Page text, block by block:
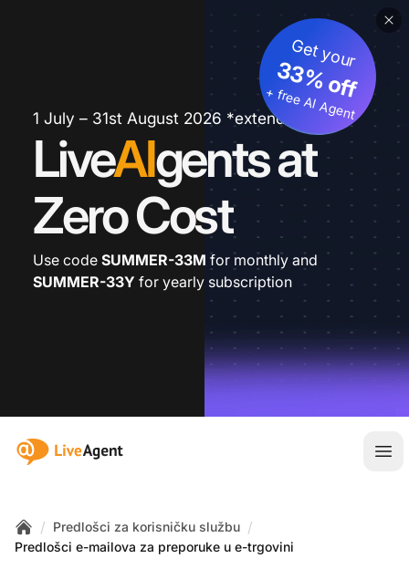
1 July – 31st August 2026 *extended
LiveAIgents at
Zero Cost
Get your
33% off
+ free AI Agent
Use code SUMMER-33M for monthly and
SUMMER-33Y for yearly subscription
:site.title
Home
/ Predlošci za korisničku službu /
Predlošci e-mailova za preporuke u e-trgovini